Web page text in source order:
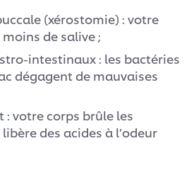
(xérostomie) : votre
de salive ;
intestinaux : les bactéries
dégagent de mauvaises
: votre corps brûle les
des acides à l’odeur